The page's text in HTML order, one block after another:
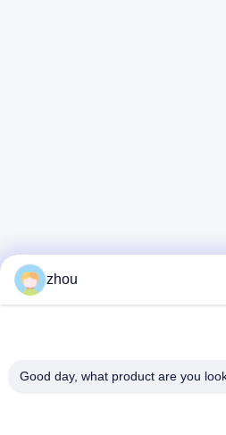
zhou
Good day, what product are you